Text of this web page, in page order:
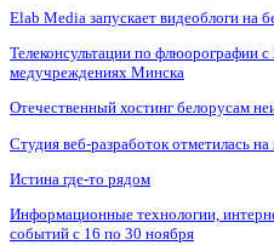
Elab Media запускает видеоблоги на
Телеконсультации по флюорографии
медучреждениях Минска
Отечественный хостинг белорусам
Студия веб-разработок отметилась на
Истина где-то рядом
Информационные технологии,
событий с 16 по 30 ноября